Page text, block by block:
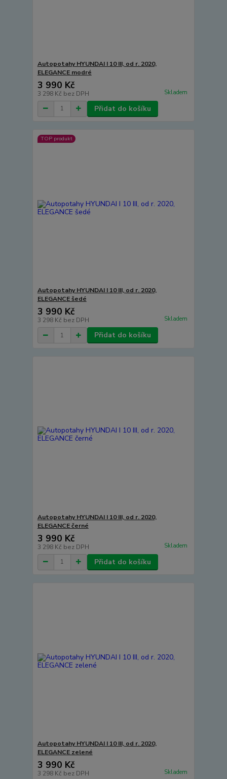
Autopotahy HYUNDAI I 10 III, od r. 2020,
ELEGANCE modré
3 990 Kč
3 298 Kč bez DPH Skladem
Přidat do košíku
TOP produkt
Autopotahy HYUNDAI I 10 III, od r. 2020,
ELEGANCE šedé
3 990 Kč
3 298 Kč bez DPH Skladem
Přidat do košíku
Autopotahy HYUNDAI I 10 III, od r. 2020,
ELEGANCE černé
3 990 Kč
3 298 Kč bez DPH Skladem
Přidat do košíku
Autopotahy HYUNDAI I 10 III, od r. 2020,
ELEGANCE zelené
3 990 Kč
3 298 Kč bez DPH Skladem